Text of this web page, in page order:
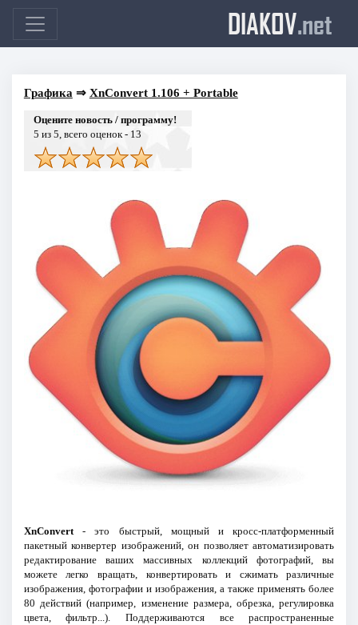
DIAKOV.net
Графика ⇒ XnConvert 1.106 + Portable
Оцените новость / программу!
5 из 5, всего оценок - 13
XnConvert- это быстрый, мощный и кросс-платформенный
пакетный конвертер изображений, он позволяет автоматизировать
редактирование ваших массивных коллекций фотографий, вы
можете легко вращать, конвертировать и сжимать различные
изображения, фотографии и изображения, а также применять более
80 действий (например, изменение размера, обрезка, регулировка
цвета, фильтр...). Поддерживаются все распространенные